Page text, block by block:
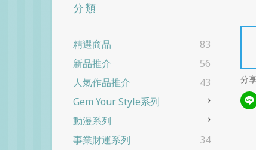
分類
精選商品
83
新品推介
56
人氣作品推介
43
Gem Your Style系列
動漫系列
事業財運系列
34
分